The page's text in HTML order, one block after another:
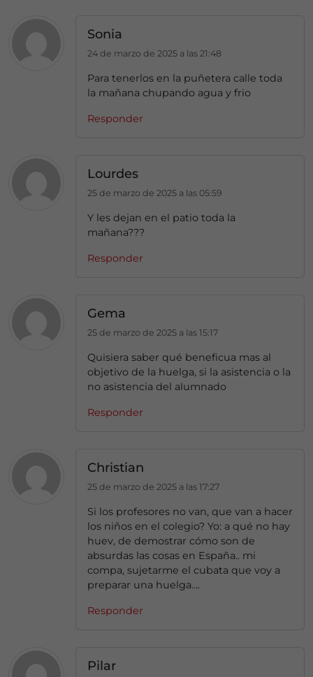
Sonia
24 de marzo de 2025 a las 21:48
Para tenerlos en la puñetera calle toda
la mañana chupando agua y frio
Responder
Lourdes
25 de marzo de 2025 a las 05:59
Y les dejan en el patio toda la
mañana???
Responder
Gema
25 de marzo de 2025 a las 15:17
Quisiera saber qué beneficua mas al
objetivo de la huelga, si la asistencia o la
no asistencia del alumnado
Responder
Christian
25 de marzo de 2025 a las 17:27
Si los profesores no van, que van a hacer
los niños en el colegio? Yo: a qué no hay
huev, de demostrar cómo son de
absurdas las cosas en España.. mi
compa, sujetarme el cubata que voy a
preparar una huelga….
Responder
Pilar